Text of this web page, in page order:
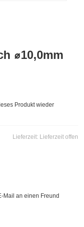
⌀10,0mm
Produkt wieder
Lieferzeit: Lieferzeit offen
Mail an einen Freund